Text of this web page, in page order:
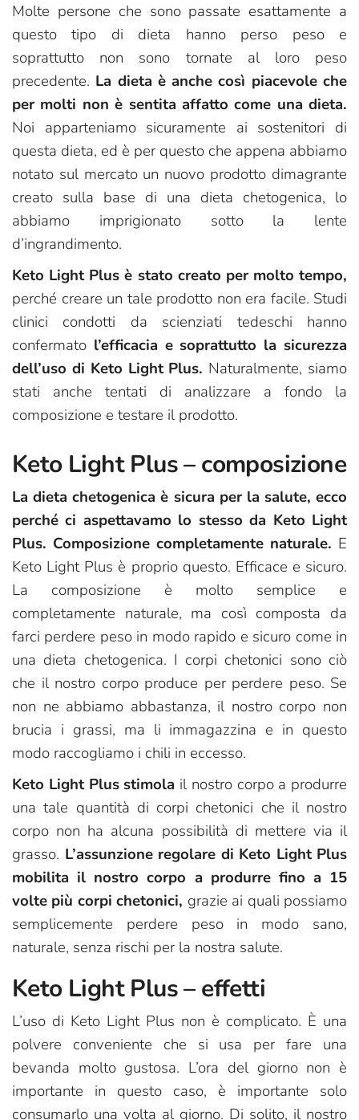
Molte persone che sono passate esattamente a
questo tipo di dieta hanno perso peso e
soprattutto non sono tornate al loro peso
precedente. La dieta è anche così piacevole che
per molti non è sentita affatto come una dieta.
Noi apparteniamo sicuramente ai sostenitori di
questa dieta, ed è per questo che appena abbiamo
notato sul mercato un nuovo prodotto dimagrante
creato sulla base di una dieta chetogenica, lo
abbiamo imprigionato sotto la lente
d’ingrandimento.
Keto Light Plus è stato creato per molto tempo,
perché creare un tale prodotto non era facile. Studi
clinici condotti da scienziati tedeschi hanno
confermato l’efficacia e soprattutto la sicurezza
dell’uso di Keto Light Plus. Naturalmente, siamo
stati anche tentati di analizzare a fondo la
composizione e testare il prodotto.
Keto Light Plus – composizione
La dieta chetogenica è sicura per la salute, ecco
perché ci aspettavamo lo stesso da Keto Light
Plus. Composizione completamente naturale. E
Keto Light Plus è proprio questo. Efficace e sicuro.
La composizione è molto semplice e
completamente naturale, ma così composta da
farci perdere peso in modo rapido e sicuro come in
una dieta chetogenica. I corpi chetonici sono ciò
che il nostro corpo produce per perdere peso. Se
non ne abbiamo abbastanza, il nostro corpo non
brucia i grassi, ma li immagazzina e in questo
modo raccogliamo i chili in eccesso.
Keto Light Plus stimola il nostro corpo a produrre
una tale quantità di corpi chetonici che il nostro
corpo non ha alcuna possibilità di mettere via il
grasso. L’assunzione regolare di Keto Light Plus
mobilita il nostro corpo a produrre fino a 15
volte più corpi chetonici, grazie ai quali possiamo
semplicemente perdere peso in modo sano,
naturale, senza rischi per la nostra salute.
Keto Light Plus – effetti
L’uso di Keto Light Plus non è complicato. È una
polvere conveniente che si usa per fare una
bevanda molto gustosa. L’ora del giorno non è
importante in questo caso, è importante solo
consumarlo una volta al giorno. Di solito, il nostro